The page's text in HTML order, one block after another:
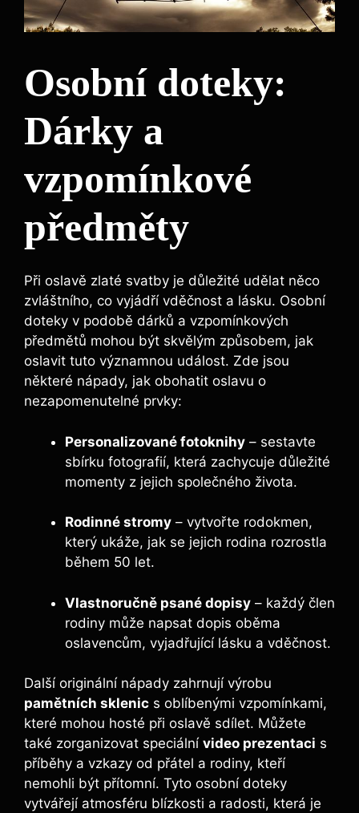
Osobní doteky:
Dárky a
vzpomínkové
předměty
Při oslavě zlaté svatby je důležité udělat něco
zvláštního, co vyjádří vděčnost a lásku. Osobní
doteky v podobě dárků a vzpomínkových
předmětů mohou být skvělým způsobem, jak
oslavit tuto významnou událost. Zde jsou
některé nápady, jak obohatit oslavu o
nezapomenutelné prvky:
Personalizované fotoknihy – sestavte
sbírku fotografií, která zachycuje důležité
momenty z jejich společného života.
Rodinné stromy – vytvořte rodokmen,
který ukáže, jak se jejich rodina rozrostla
během 50 let.
Vlastnoručně psané dopisy – každý člen
rodiny může napsat dopis oběma
oslavencům, vyjadřující lásku a vděčnost.
Další originální nápady zahrnují výrobu
pamětních sklenic s oblíbenými vzpomínkami,
které mohou hosté při oslavě sdílet. Můžete
také zorganizovat speciální video prezentaci s
příběhy a vzkazy od přátel a rodiny, kteří
nemohli být přítomní. Tyto osobní doteky
vytvářejí atmosféru blízkosti a radosti, která je